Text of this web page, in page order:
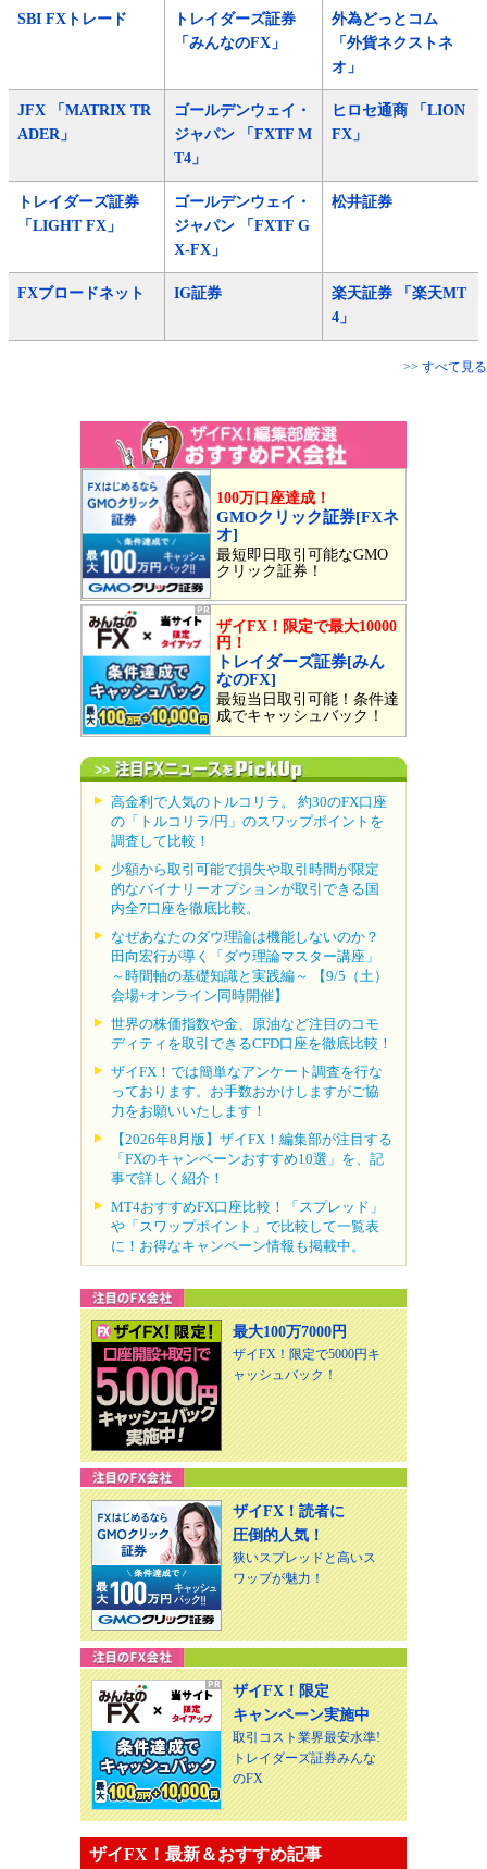
SBI FXトレード
トレイダーズ証券
「みんなのFX」
外為どっとコム
「外貨ネクストネ
オ」
JFX 「MATRIX TR
ADER」
ゴールデンウェイ・
ジャパン 「FXTF M
T4」
ヒロセ通商 「LION
FX」
トレイダーズ証券
「LIGHT FX」
ゴールデンウェイ・
ジャパン 「FXTF G
X-FX」
松井証券
FXブロードネット IG証券
楽天証券 「楽天MT
4」
>> すべて見る
100万口座達成！
GMOクリック証券[FXネ
オ]
最短即日取引可能なGMO
クリック証券！
ザイFX！限定で最大10000
円！
トレイダーズ証券[みん
なのFX]
最短当日取引可能！条件達
成でキャッシュバック！
高金利で人気のトルコリラ。 約30のFX口座
の「トルコリラ/円」のスワップポイントを
調査して比較！
少額から取引可能で損失や取引時間が限定
的なバイナリーオプションが取引できる国
内全7口座を徹底比較。
なぜあなたのダウ理論は機能しないのか？
田向宏行が導く「ダウ理論マスター講座」
～時間軸の基礎知識と実践編～ 【9/5（土）
会場+オンライン同時開催】
世界の株価指数や金、原油など注目のコモ
ディティを取引できるCFD口座を徹底比較！
ザイFX！では簡単なアンケート調査を行な
っております。お手数おかけしますがご協
力をお願いいたします！
【2026年8月版】ザイFX！編集部が注目する
「FXのキャンペーンおすすめ10選」を、記
事で詳しく紹介！
MT4おすすめFX口座比較！「スプレッド」
や「スワップポイント」で比較して一覧表
に！お得なキャンペーン情報も掲載中。
最大100万7000円
ザイFX！限定で5000円キ
ャッシュバック！
ザイFX！読者に
圧倒的人気！
狭いスプレッドと高いス
ワップが魅力！
ザイFX！限定
キャンペーン実施中
取引コスト業界最安水準!
トレイダーズ証券みんな
のFX
ザイFX！最新＆おすすめ記事